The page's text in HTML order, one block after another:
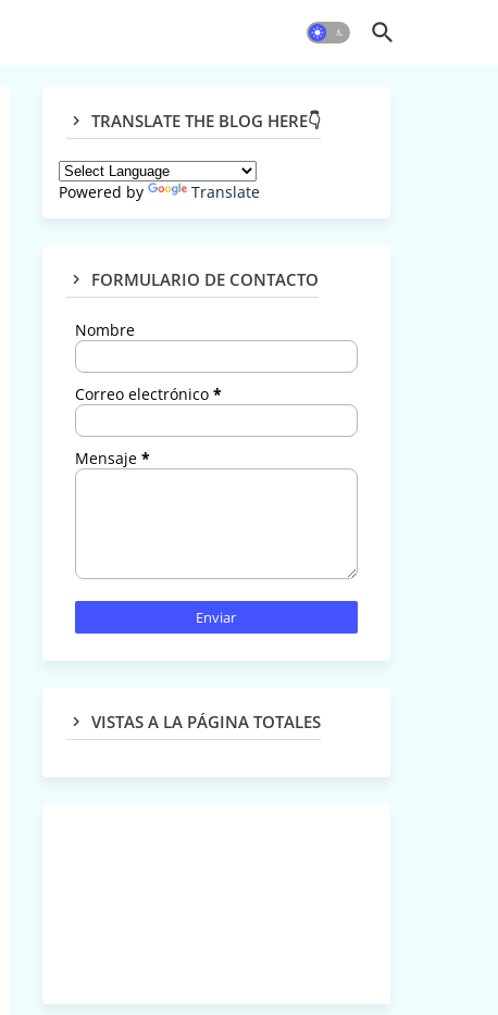
TRANSLATE THE BLOG HERE👇
Powered by Translate
FORMULARIO DE CONTACTO
Nombre
Correo electrónico *
Mensaje *
VISTAS A LA PÁGINA TOTALES